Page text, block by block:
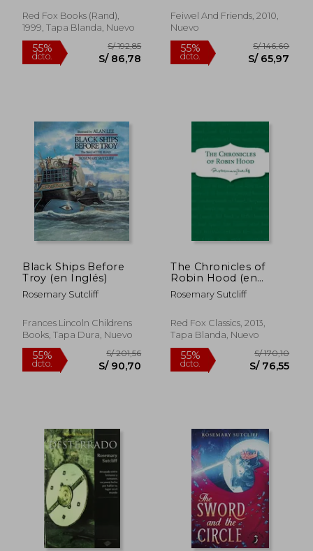
Inglés)
Red Fox Books (rand),
1999, Tapa Blanda, Nuevo
55%
dcto. S/ 86,78
Feiwel And Friends, 2010,
Nuevo
55%
dcto.
Black Ships Before
Troy (en Inglés)
Rosemary Sutcliff
Frances Lincoln Childrens
Books, Tapa Dura, Nuevo
The Chronicles of
Robin Hood (en
Inglés)
Rosemary Sutcliff
Red Fox Classics, 2013,
Tapa Blanda, Nuevo